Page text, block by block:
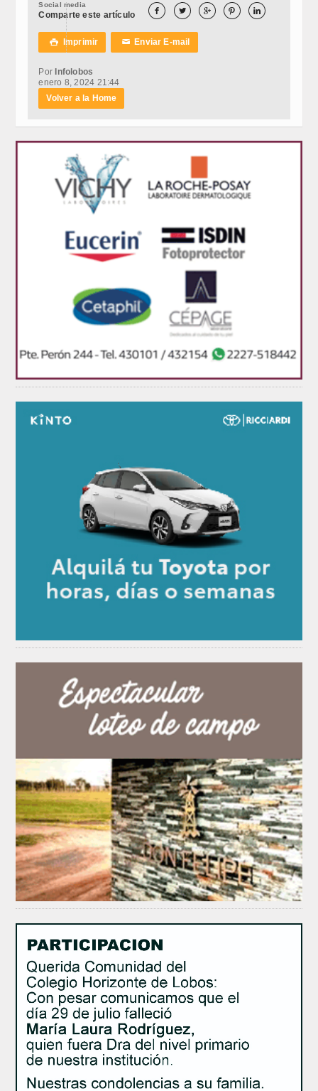
Social media
Comparte este artículo     
 Imprimir ✉Enviar E-mail
PorInfolobos
enero 8, 2024 21:44
Volver a la Home